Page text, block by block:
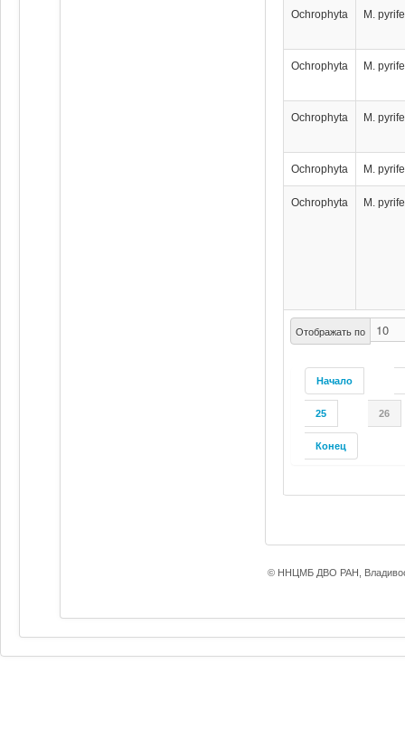
Отображать по
Начало
25 26
Конец
Ochrophyta M.
Ochrophyta M.
Ochrophyta M.
Ochrophyta M.
Ochrophyta M.
© ННЦМБ ДВО РАН,